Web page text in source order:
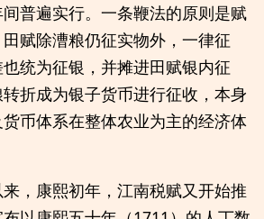
普遍实行。一条鞭法的原则是赋
赋除漕粮仍征实物外，一律征
统为征银，并摊进田赋银内征
折成为银子货币进行征收，本身
币体系在整体农业为主的经济体
，康熙初年，江南税赋又开始推